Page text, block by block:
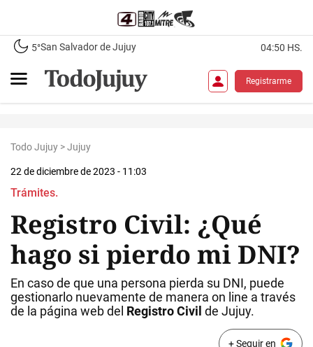
5°San Salvador de Jujuy 04:50 HS.
Registrarme
Todo Jujuy >Jujuy
22 de diciembre de 2023 - 11:03
Trámites.
Registro Civil: ¿Qué
hago si pierdo mi DNI?
En caso de que una persona pierda su DNI, puede
gestionarlo nuevamente de manera on line a través
de la página web del Registro Civil de Jujuy.
+ Seguir en